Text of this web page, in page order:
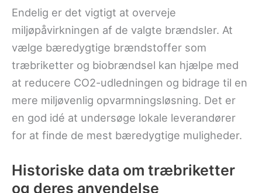
Endelig er det vigtigt at overveje
miljøpåvirkningen af de valgte brændsler. At
vælge bæredygtige brændstoffer som
træbriketter og biobrændsel kan hjælpe med
at reducere CO2-udledningen og bidrage til en
mere miljøvenlig opvarmningsløsning. Det er
en god idé at undersøge lokale leverandører
for at finde de mest bæredygtige muligheder.
Historiske data om træbriketter
og deres anvendelse